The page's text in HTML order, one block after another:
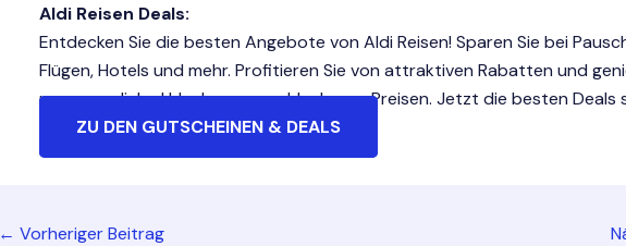
Aldi Reisen Deals:
Entdecken Sie die besten Angebote von Aldi Reisen! Sparen Sie bei
Flügen, Hotels und mehr. Profitieren Sie von attraktiven Rabatten und
unvergessliche Urlaube zu unschlagbaren Preisen. Jetzt die besten Deals
ZU DEN GUTSCHEINEN & DEALS
Post
← Vorheriger Beitrag